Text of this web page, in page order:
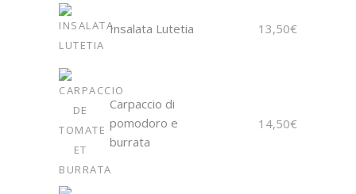
Insalata Lutetia 13,50€
Carpaccio di
pomodoro e
burrata
14,50€